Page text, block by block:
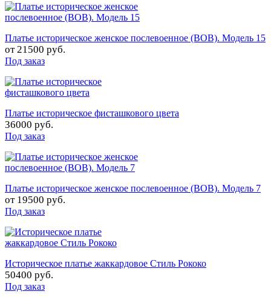
Платье историческое женское послевоенное (ВОВ). Модель 15
от 21500 руб.
Под заказ
Платье историческое фисташкового цвета
36000 руб.
Под заказ
Платье историческое женское послевоенное (ВОВ). Модель 7
от 19500 руб.
Под заказ
Историческое платье жаккардовое Стиль Рококо
50400 руб.
Под заказ